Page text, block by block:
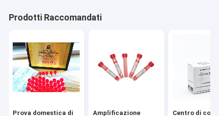
Prodotti Raccomandati
Prova domestica di Amplificazione Centro di